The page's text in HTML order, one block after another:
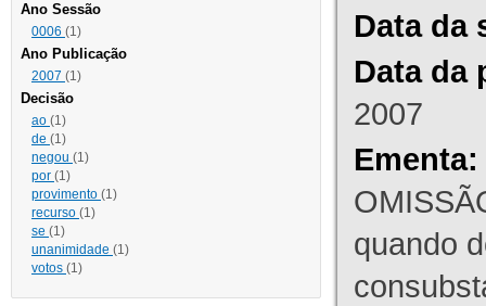
Ano Sessão
0006 (1)
Ano Publicação
2007 (1)
Decisão
ao (1)
de (1)
negou (1)
por (1)
provimento (1)
recurso (1)
se (1)
unanimidade (1)
votos (1)
Data da
Data da
2007
Ementa:
quando